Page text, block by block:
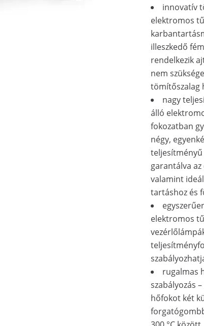
innovatív
elektromos
illeszkedő
rendelkezik
nem
tömítőszalag
nagy
álló
fokozatban
négy,
garantálva
valamint
tartáshoz és
elektromos
rugalmas
szabályozás
hőfokot két